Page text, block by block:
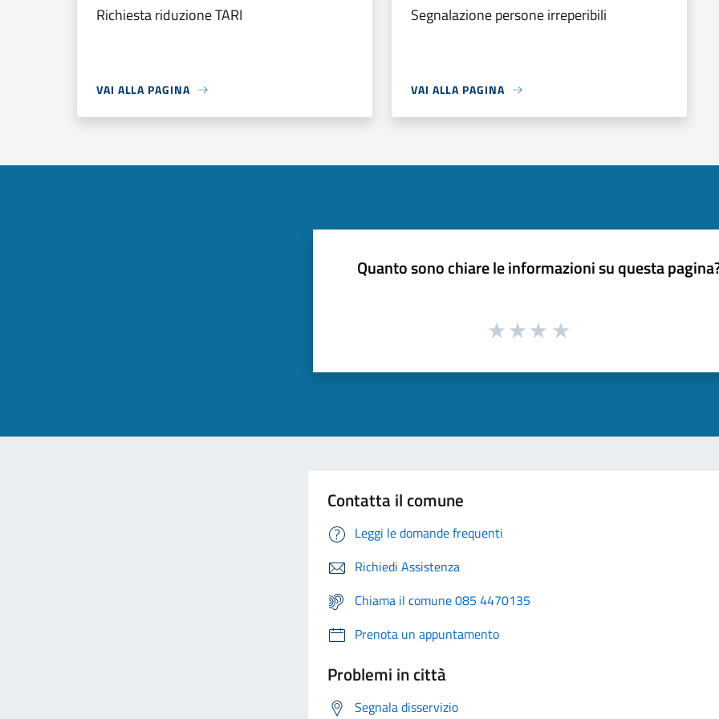
Richiesta riduzione TARI
VAI ALLA PAGINA
Segnalazione persone irreperibili
VAI ALLA PAGINA
Quanto sono chiare le informazioni su questa
Contatta il comune
Leggi le domande frequenti
Richiedi Assistenza
Chiama il comune 085 4470135
Prenota un appuntamento
Problemi in città
Segnala disservizio